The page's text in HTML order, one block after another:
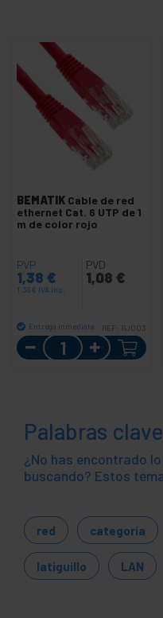
BEMATIK Cable de red
ethernet Cat. 6 UTP de 1
m de color rojo
PVP
1,38 €
1,38 € IVA inc.
PVD
1,08 €
Entrega inmediata REF: RJ003
Cantidad
Palabras clave
¿No has encontrado
buscando? Estos
red categoría
latiguillo LAN